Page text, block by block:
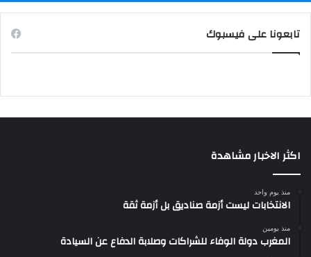
تابعونا على فيسبوك
اكثر الاخبار مشاهدة
منذ يوم واحد
الانتخابات ليست أزمة صناديق بل أزمة ثقة
منذ يومين
المغرب دولة الوفاء للشراكات وصلابة الدفاع عن السيادة